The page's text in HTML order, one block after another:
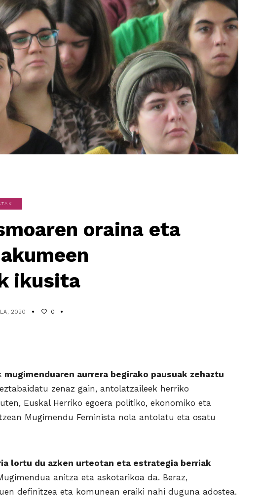
oraina eta
ikusita
2020 0
mugimenduaren aurrera begirako pausuak zehaztu
zenaz gain, antolatzaileek herriko
Euskal Herriko egoera politiko, ekonomiko eta
Mugimendu Feminista nola antolatu eta osatu
lortu du azken urteotan eta estrategia berriak
anitza eta askotarikoa da. Beraz,
definitzea eta komunean eraiki nahi duguna adostea.